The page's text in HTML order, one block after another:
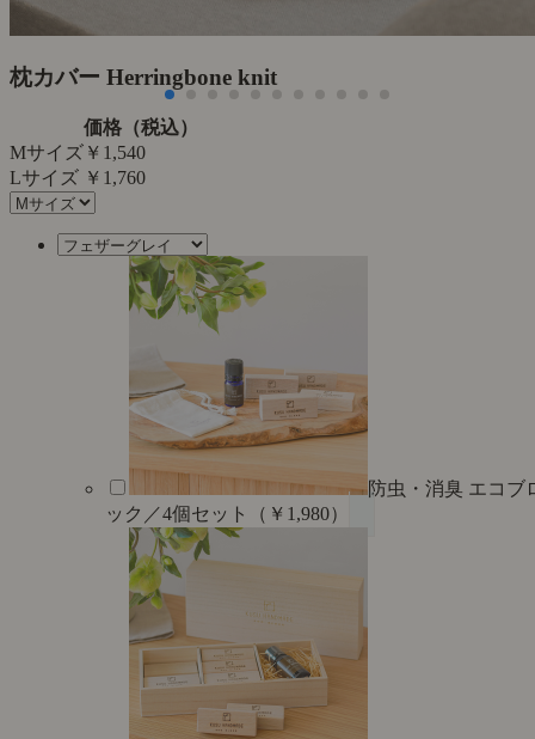
枕カバー Herringbone knit
価格（税込）
Mサイズ ￥1,540
Lサイズ ￥1,760
防虫・消臭 エコブ
ック／4個セット（￥1,980）